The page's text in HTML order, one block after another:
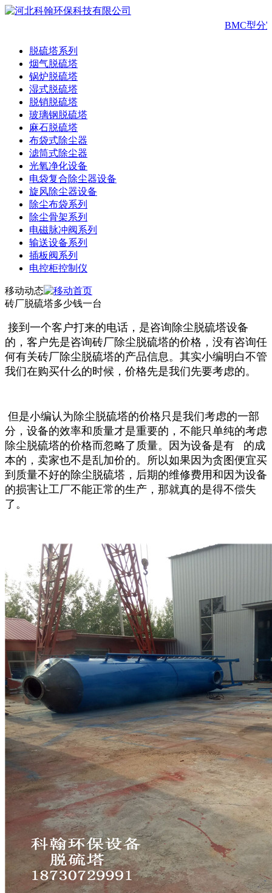
BMC型分
脱硫塔系列
烟气脱硫塔
锅炉脱硫塔
湿式脱硫塔
脱销脱硫塔
玻璃钢脱硫塔
麻石脱硫塔
布袋式除尘器
滤筒式除尘器
光氧净化设备
电袋复合除尘器设备
旋风除尘器设备
除尘布袋系列
除尘骨架系列
电磁脉冲阀系列
输送设备系列
插板阀系列
电控柜控制仪
移动动态
砖厂脱硫塔多少钱一台
接到一个客户打来的电话，是咨询除尘脱硫塔设备
的，客户先是咨询砖厂除尘脱硫塔的价格，没有咨询任
何有关砖厂除尘脱硫塔的产品信息。其实小编明白不管
我们在购买什么的时候，价格先是我们先要考虑的。
但是小编认为除尘脱硫塔的价格只是我们考虑的一部
分，设备的效率和质量才是重要的，不能只单纯的考虑
除尘脱硫塔的价格而忽略了质量。因为设备是有 的成
本的，卖家也不是乱加价的。所以如果因为贪图便宜买
到质量不好的除尘脱硫塔，后期的维修费用和因为设备
的损害让工厂不能正常的生产，那就真的是得不偿失
了。